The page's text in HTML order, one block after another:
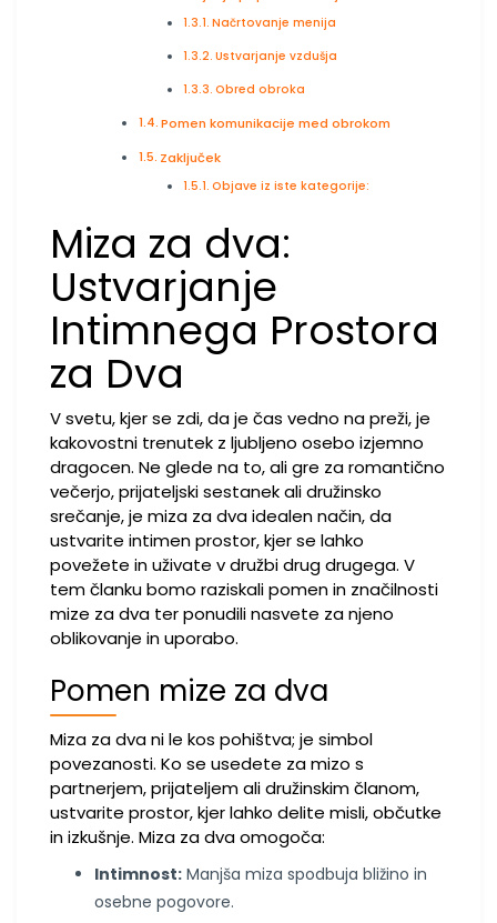
Načrtovanje menija
Ustvarjanje vzdušja
Obred obroka
Pomen komunikacije med obrokom
Zaključek
Objave iz iste kategorije:
Miza za dva:
Ustvarjanje
Intimnega Prostora
za Dva
V svetu, kjer se zdi, da je čas vedno na preži, je
kakovostni trenutek z ljubljeno osebo izjemno
dragocen. Ne glede na to, ali gre za romantično
večerjo, prijateljski sestanek ali družinsko
srečanje, je miza za dva idealen način, da
ustvarite intimen prostor, kjer se lahko
povežete in uživate v družbi drug drugega. V
tem članku bomo raziskali pomen in značilnosti
mize za dva ter ponudili nasvete za njeno
oblikovanje in uporabo.
Pomen mize za dva
Miza za dva ni le kos pohištva; je simbol
povezanosti. Ko se usedete za mizo s
partnerjem, prijateljem ali družinskim članom,
ustvarite prostor, kjer lahko delite misli, občutke
in izkušnje. Miza za dva omogoča:
Intimnost: Manjša miza spodbuja bližino in
osebne pogovore.